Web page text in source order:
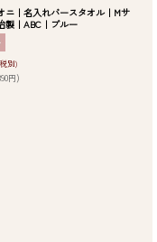
ニ｜名入れバースタオル｜Mサ
製｜ABC｜ブルー
別)
円)